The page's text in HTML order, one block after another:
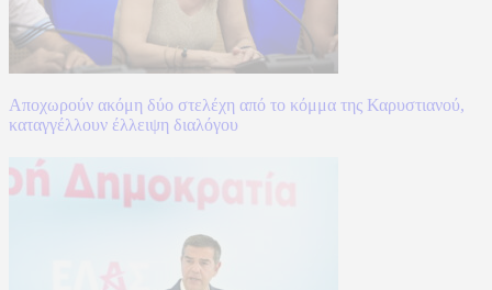
Αποχωρούν ακόμη δύο στελέχη από το κόμμα της Καρυστιανού,
καταγγέλλουν έλλειψη διαλόγου